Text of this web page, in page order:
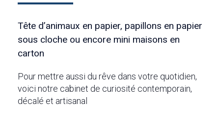
Tête d’animaux en papier, papillons en papier
sous cloche ou encore mini maisons en
carton
Pour mettre aussi du rêve dans votre quotidien,
voici notre cabinet de curiosité contemporain,
décalé et artisanal